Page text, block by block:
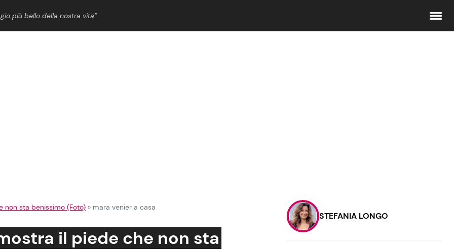
più bello della nostra vita”
Contattaci
Pubblicità
Privacy Policy
non sta benissimo (Foto) » mara venier a casa
il piede che non sta
STEFANIA LONGO